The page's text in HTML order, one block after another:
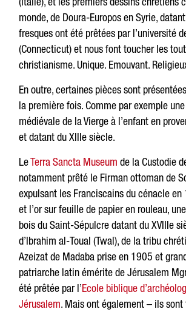
monde, de Doura-Europos en Syrie,
fresques ont été prêtées par l’université
(Connecticut) et nous font toucher les
christianisme. Unique. Emouvant.
En outre, certaines pièces sont
la première fois. Comme par exemple
médiévale de la Vierge à l’enfant en
et datant du XIIIe siècle.
LeTerra Sancta Museum de la Custodie
notamment prêté le Firman ottoman de
expulsant les Franciscains du cénacle en
et l’or sur feuille de papier en rouleau,
bois du Saint-Sépulcre datant du XVIIIe
d’Ibrahim al-Toual (Twal), de la tribu
Azeizat de Madaba prise en 1905 et
patriarche latin émérite de Jérusalem
été prêtée par l’Ecole biblique
Jérusalem. Mais ont également – ils sont